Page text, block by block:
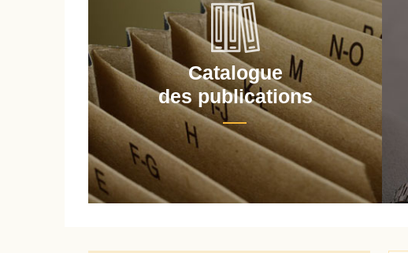
Catalogue
des publications